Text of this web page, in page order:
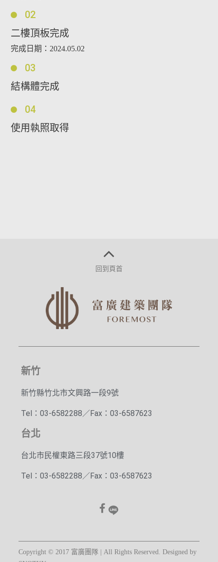
02
二樓頂板完成
完成日期：2024.05.02
03
結構體完成
04
使用執照取得
回到頁首
新竹
新竹縣竹北市文興路一段9號
Tel：03-6582288／Fax：03-6587623
台北
台北市民權東路三段37號10樓
Tel：03-6582288／Fax：03-6587623
Copyright © 2017 富廣團隊 | All Rights Reserved. Designed by